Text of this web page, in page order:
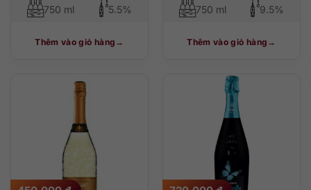
750 ml 5.5%
Thêm vào giỏ hàng
750 ml 9.5%
Thêm vào giỏ hàng